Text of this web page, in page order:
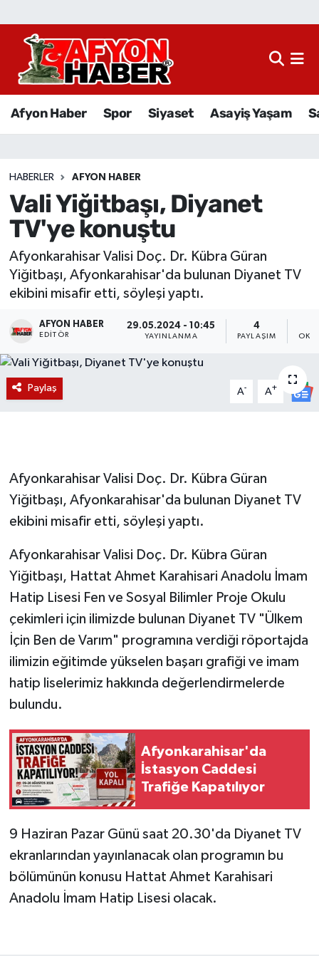
Afyon Haber Spor Siyaset Asayiş Yaşam
HABERLER AFYON HABER
Vali Yiğitbaşı, Diyanet
TV'ye konuştu
Afyonkarahisar Valisi Doç. Dr. Kübra Güran
Yiğitbaşı, Afyonkarahisar'da bulunan Diyanet TV
ekibini misafir etti, söyleşi yaptı.
AFYON HABER
EDITÖR
29.05.2024 - 10:45
YAYINLANMA
4
PAYLAŞIM
Paylaş A- A+
Afyonkarahisar Valisi Doç. Dr. Kübra Güran
Yiğitbaşı, Afyonkarahisar'da bulunan Diyanet TV
ekibini misafir etti, söyleşi yaptı.
Afyonkarahisar Valisi Doç. Dr. Kübra Güran
Yiğitbaşı, Hattat Ahmet Karahisari Anadolu İmam
Hatip Lisesi Fen ve Sosyal Bilimler Proje Okulu
çekimleri için ilimizde bulunan Diyanet TV "Ülkem
İçin Ben de Varım" programına verdiği röportajda
ilimizin eğitimde yükselen başarı grafiği ve imam
hatip liselerimiz hakkında değerlendirmelerde
bulundu.
Afyonkarahisar'da
İstasyon Caddesi
Trafiğe Kapatılıyor
9 Haziran Pazar Günü saat 20.30'da Diyanet TV
ekranlarından yayınlanacak olan programın bu
bölümünün konusu Hattat Ahmet Karahisari
Anadolu İmam Hatip Lisesi olacak.
Afyon Haber
Sağlık
Eğitim
Sivil Toplum
Etkinlikler